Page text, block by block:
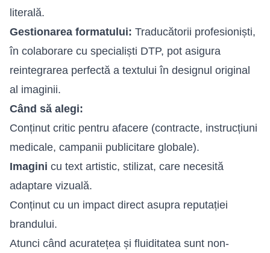
literală.
Gestionarea formatului: Traducătorii profesioniști,
în colaborare cu specialiști DTP, pot asigura
reintegrarea perfectă a textului în designul original
al imaginii.
Când să alegi:
Conținut critic pentru afacere (contracte, instrucțiuni
medicale, campanii publicitare globale).
Imagini cu text artistic, stilizat, care necesită
adaptare vizuală.
Conținut cu un impact direct asupra reputației
brandului.
Atunci când acuratețea și fluiditatea sunt non-